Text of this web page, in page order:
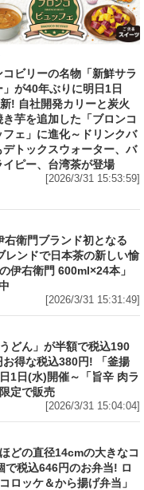
コビリーの名物「新鮮サラ
」が40年ぶりに明日1日
! 自社開発カリーと炭火
き芋を追加した「ブロンコ
フェ」に進化～ドリンクバ
デトックスウォーター、バ
イピー、台湾茶が登場
[2026/3/31 15:53:59]
衛門ブランド初となる
レンドで日本茶の新しい愉
伊右衛門 600ml×24本」
[2026/3/31 15:31:49]
どん」が半額で税込190
お得な税込380円! 「釜揚
1日(水)開催～「旨辛 肉ラ
定で販売
[2026/3/31 15:04:04]
どの直径14cmの大きなコ
で税込646円のお弁当! ロ
ロッケ＆から揚げ弁当」